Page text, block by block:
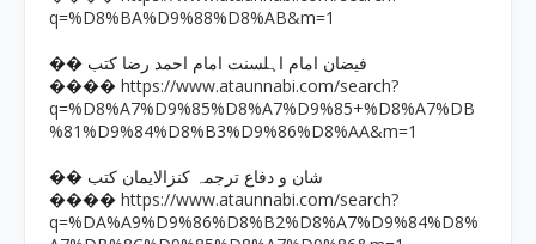
q=%D8%BA%D9%88%D8%AB&m=1
�� فیضان امام اہلسنت امام احمد رضا کتب
���� https://www.ataunnabi.com/search?
q=%D8%A7%D9%85%D8%A7%D9%85+%D8%A7%DB
%81%D9%84%D8%B3%D9%86%D8%AA&m=1
�� شان و دفاع ترجمہ کنزالایمان کتب
���� https://www.ataunnabi.com/search?
q=%DA%A9%D9%86%D8%B2%D8%A7%D9%84%D8%